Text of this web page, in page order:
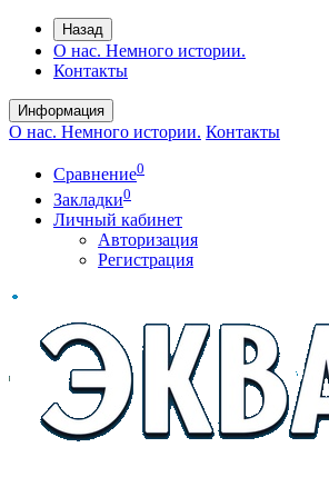
Назад
О нас. Немного истории.
Контакты
Информация
О нас. Немного истории. Контакты
Сравнение0
Закладки0
Личный кабинет
Авторизация
Регистрация